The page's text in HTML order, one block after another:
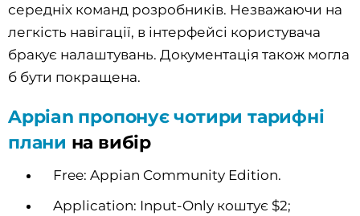
середніх команд розробників. Незважаючи на
легкість навігації, в інтерфейсі користувача
бракує налаштувань. Документація також могла
б бути покращена.
Appian пропонує чотири тарифні
плани на вибір
Free: Appian Community Edition.
Application: Input-Only коштує $2;